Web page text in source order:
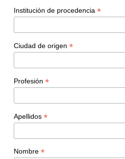
Institución de procedencia *
Ciudad de origen *
Profesión *
Apellidos *
Nombre *